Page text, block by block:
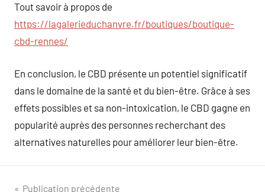
Tout savoir à propos de
https://lagalerieduchanvre.fr/boutiques/boutique-
cbd-rennes/
En conclusion, le CBD présente un potentiel significatif
dans le domaine de la santé et du bien-être. Grâce à ses
effets possibles et sa non-intoxication, le CBD gagne en
popularité auprès des personnes recherchant des
alternatives naturelles pour améliorer leur bien-être.
Publication précédente